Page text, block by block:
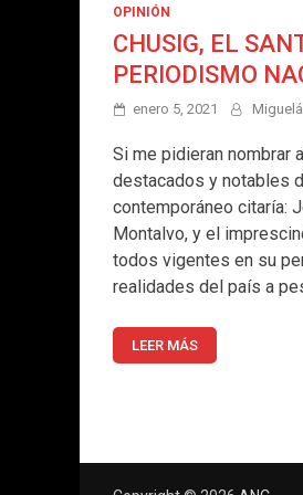
OPINIÓN
CHUSIG, EL
PERIODISMO
enero 5, 2021
Si me pidieran nombrar
destacados y notables
contemporáneo citaría:
Montalvo, y el
todos vigentes en su
realidades del país a
LEER MÁS